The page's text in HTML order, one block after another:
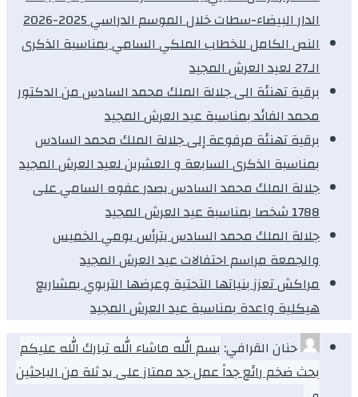
الدار البيضاء-سطات خلال الموسم الدراسي 2025-2026
النص الكامل للخطاب الملكي السامي بمناسبة الذكرى
الـ27 لعيد العرش المجيد
برقية تهنئة الى جلالة الملك محمد السادس من الدكتور
محمد الفائد بمناسبة عيد العرش المجيد
برقية تهنئة مرفوعة إلى جلالة الملك محمد السادس
بمناسبة الذكرى السابعة و العشرين لعيد العرش المجيد
جلالة الملك محمد السادس يصدر عفوه السامي على
1788 شخصا بمناسبة عيد العرش المجيد
جلالة الملك محمد السادس يترأس يومي الخميس
والجمعة مراسم احتفالات عيد العرش المجيد
مراكش تعزز بنياتها التحتية وعرضها التربوي بمشاريع
هيكلية واعدة بمناسبة عيد العرش المجيد
حنان القرافي: بسم الله ماشاء الله تبارك الله عليكم
بحث ضخم رائع جداً عمل جد ممتاز على يد ثلة من الباحثين